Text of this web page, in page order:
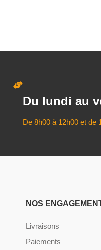
Du lundi au
De 8h00 à 12h00 et de
NOS
Livraisons
Paiements